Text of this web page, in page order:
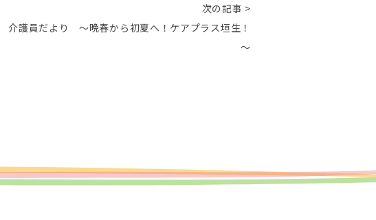
次の記事 >
介護員だより ～晩春から初夏へ！ケアプラス垣生！
～